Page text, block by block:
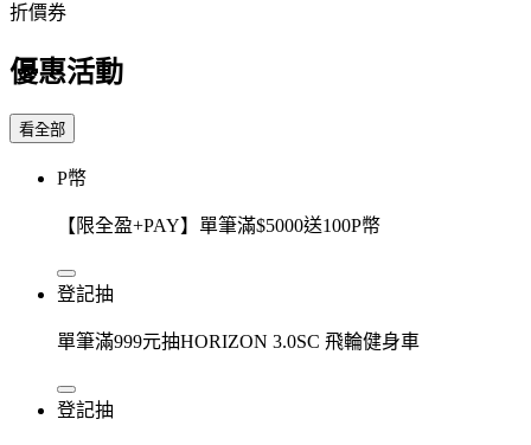
折價券
優惠活動
看全部
P幣
【限全盈+PAY】單筆滿$5000送100P幣
登記抽
單筆滿999元抽HORIZON 3.0SC 飛輪健身車
登記抽